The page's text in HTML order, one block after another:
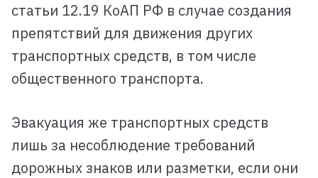
статьи 12.19 КоАП РФ в случае создания
препятствий для движения других
транспортных средств, в том числе
общественного транспорта.
Эвакуация же транспортных средств
лишь за несоблюдение требований
дорожных знаков или разметки, если они